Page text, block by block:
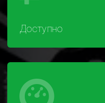
Доступно